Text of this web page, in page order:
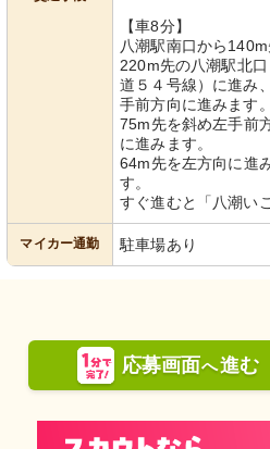
【車8分】
八潮駅南口から
220m先の八潮駅北
道５４号線）に進み
手前方向に進みます。
75m先を斜め左手前
に進みます。
64m先を左方向に進
す。
すぐ進むと「八潮い
マイカー通勤 駐車場あり
応募画面へ進む